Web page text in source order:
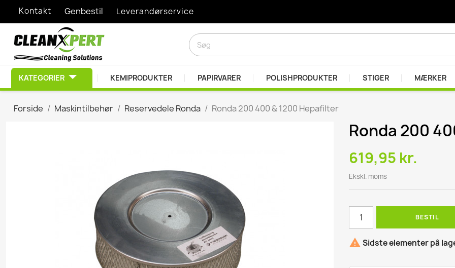
Kontakt Genbestil Leverandørservice
KATEGORIER
RENGØRINGSMIDLER
EDB Rengøring
Graffitifjerner
Grovrengøring
Grundrengøring
Gulvvask & Gulvbehandling
Køkkenrengøring
KEMIPRODUKTER PAPIRVARER POLISHPRODUKTER STIGER MÆRKER
Forside Maskintilbehør Reservedele Ronda Ronda 200 400 & 1200 Hepafilter
Ronda 200
619,95 kr.
Ekskl. moms
BESTIL
 Sidste elementer på